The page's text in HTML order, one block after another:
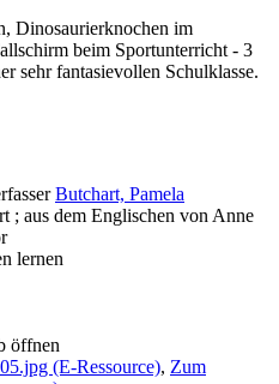
Dinosaurierknochen im
beim Sportunterricht - 3
sehr fantasievollen Schulklasse.
Butchart, Pamela
; aus dem Englischen von Anne
lernen
öffnen
(E-Ressource), Zum